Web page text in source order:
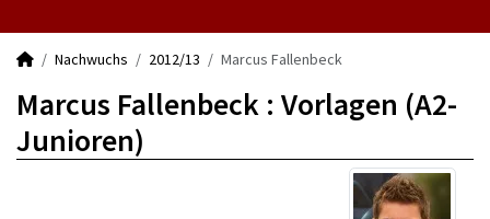
Nachwuchs 2012/13 Marcus Fallenbeck
Marcus Fallenbeck : Vorlagen (A2-
Junioren)